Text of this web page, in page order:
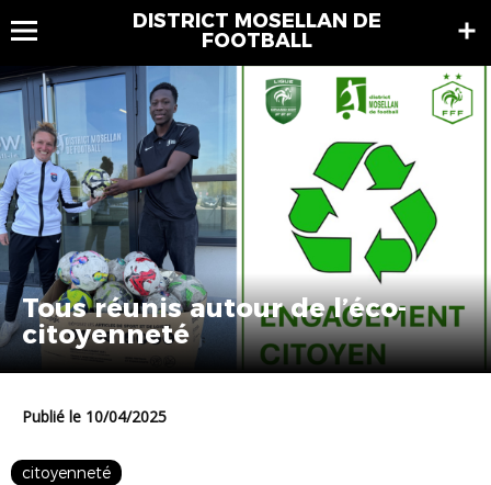
DISTRICT MOSELLAN DE
FOOTBALL
Tous réunis autour de l’éco-
citoyenneté
Publié le 10/04/2025
citoyenneté